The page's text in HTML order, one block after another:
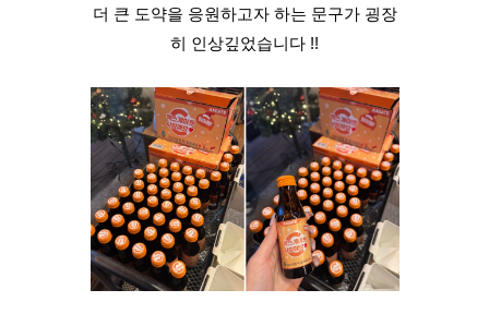
더 큰 도약을 응원하고자 하는 문구가 굉장
히 인상깊었습니다 !!